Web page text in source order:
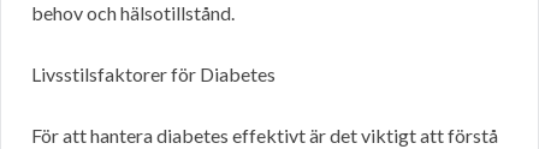
behov och hälsotillstånd.
Livsstilsfaktorer för Diabetes
För att hantera diabetes effektivt är det viktigt att förstå